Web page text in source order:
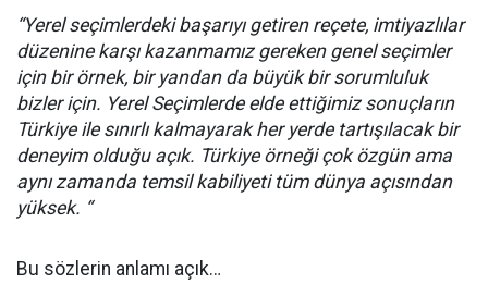
“Yerel seçimlerdeki başarıyı getiren reçete, imtiyazlılar
düzenine karşı kazanmamız gereken genel seçimler
için bir örnek, bir yandan da büyük bir sorumluluk
bizler için. Yerel Seçimlerde elde ettiğimiz sonuçların
Türkiye ile sınırlı kalmayarak her yerde tartışılacak bir
deneyim olduğu açık. Türkiye örneği çok özgün ama
aynı zamanda temsil kabiliyeti tüm dünya açısından
yüksek. “
Bu sözlerin anlamı açık…